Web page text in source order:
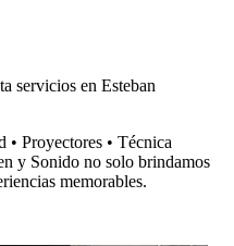
servicios en Esteban
• Proyectores • Técnica
y Sonido no solo brindamos
memorables.